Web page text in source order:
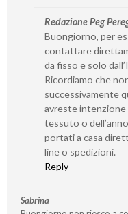
Redazione Peg
Buongiorno, per
contattare
da fisso e solo
Ricordiamo che
successivamente
avreste intenzione
tessuto o
portati a casa
line o spedizioni.
Reply
Sabrina